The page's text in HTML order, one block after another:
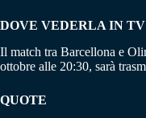
DOVE VEDERLA IN TV
Il match tra Barcellona e
ottobre alle 20:30, sarà
QUOTE